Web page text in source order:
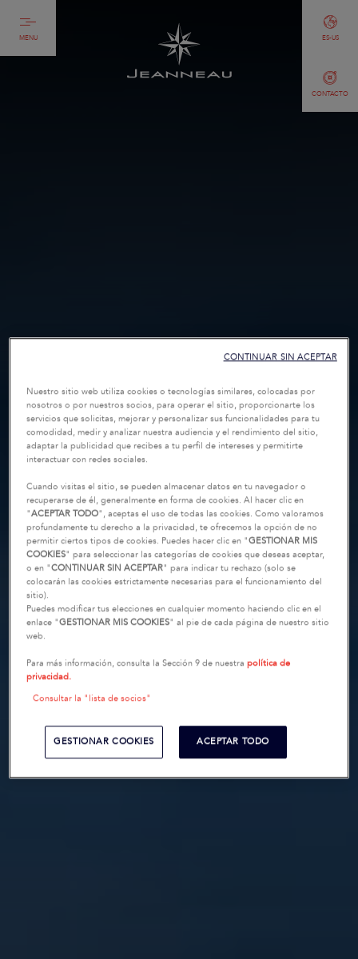
MENU
CONTACTO
ES-US
Nuestro sitio web utiliza cookies o tecnologías similares, colocadas por
nosotros o por nuestros socios, para operar el sitio, proporcionarte los
servicios que solicitas, mejorar y personalizar sus funcionalidades para tu
comodidad, medir y analizar nuestra audiencia y el rendimiento del sitio,
adaptar la publicidad que recibes a tu perfil de intereses y permitirte
interactuar con redes sociales.
Cuando visitas el sitio, se pueden almacenar datos en tu navegador o
recuperarse de él, generalmente en forma de cookies. Al hacer clic en
"ACEPTAR TODO", aceptas el uso de todas las cookies. Como valoramos
profundamente tu derecho a la privacidad, te ofrecemos la opción de no
permitir ciertos tipos de cookies. Puedes hacer clic en "GESTIONAR MIS
COOKIES" para seleccionar las categorías de cookies que deseas aceptar,
o en "CONTINUAR SIN ACEPTAR" para indicar tu rechazo (solo se
colocarán las cookies estrictamente necesarias para el funcionamiento del
sitio).
Puedes modificar tus elecciones en cualquier momento haciendo clic en el
enlace "GESTIONAR MIS COOKIES" al pie de cada página de nuestro sitio
web.
Para más información, consulta la Sección 9 de nuestrapolítica de
privacidad.
Consultar la "lista de socios"
GESTIONAR COOKIES ACEPTAR TODO
CONTINUAR SIN ACEPTAR